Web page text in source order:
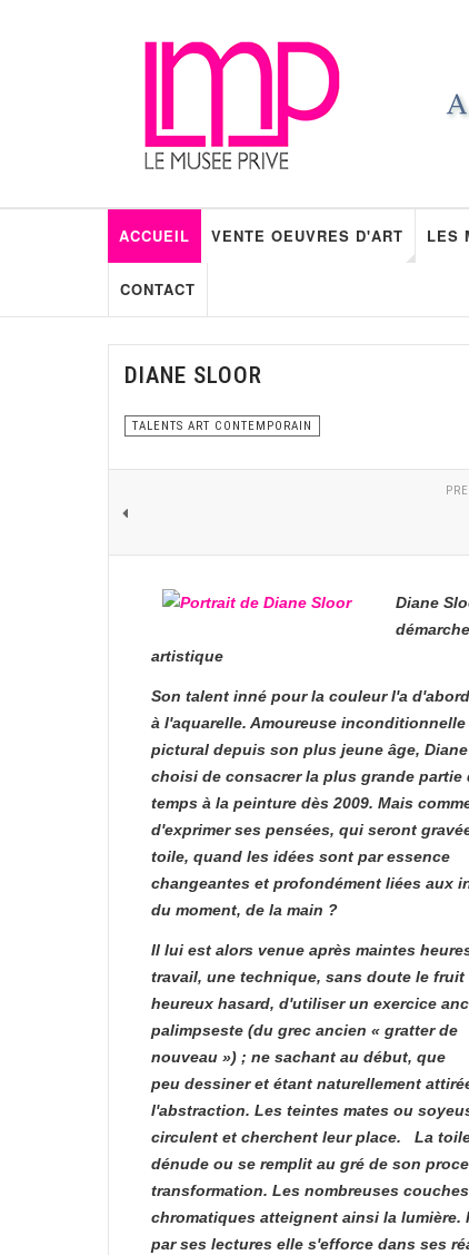
ACCUEIL VENTE OEUVRES D'ART LES
CONTACT
DIANE SLOOR
TALENTS ART CONTEMPORAIN
Diane
démarche
artistique
Son talent inné pour la couleur l'a
à l'aquarelle. Amoureuse inconditionnelle
pictural depuis son plus jeune âge, Diane
choisi de consacrer la plus grande partie
temps à la peinture dès 2009. Mais
d'exprimer ses pensées, qui seront
toile, quand les idées sont par essence
changeantes et profondément liées aux
du moment, de la main ?
Il lui est alors venue après maintes
travail, une technique, sans doute le fruit
heureux hasard, d'utiliser un exercice
palimpseste (du grec ancien « gratter de
nouveau ») ; ne sachant au début, que
peu dessiner et étant naturellement
l'abstraction. Les teintes mates ou
circulent et cherchent leur place. La
dénude ou se remplit au gré de son
transformation. Les nombreuses couches
chromatiques atteignent ainsi la lumière.
par ses lectures elle s'efforce dans ses